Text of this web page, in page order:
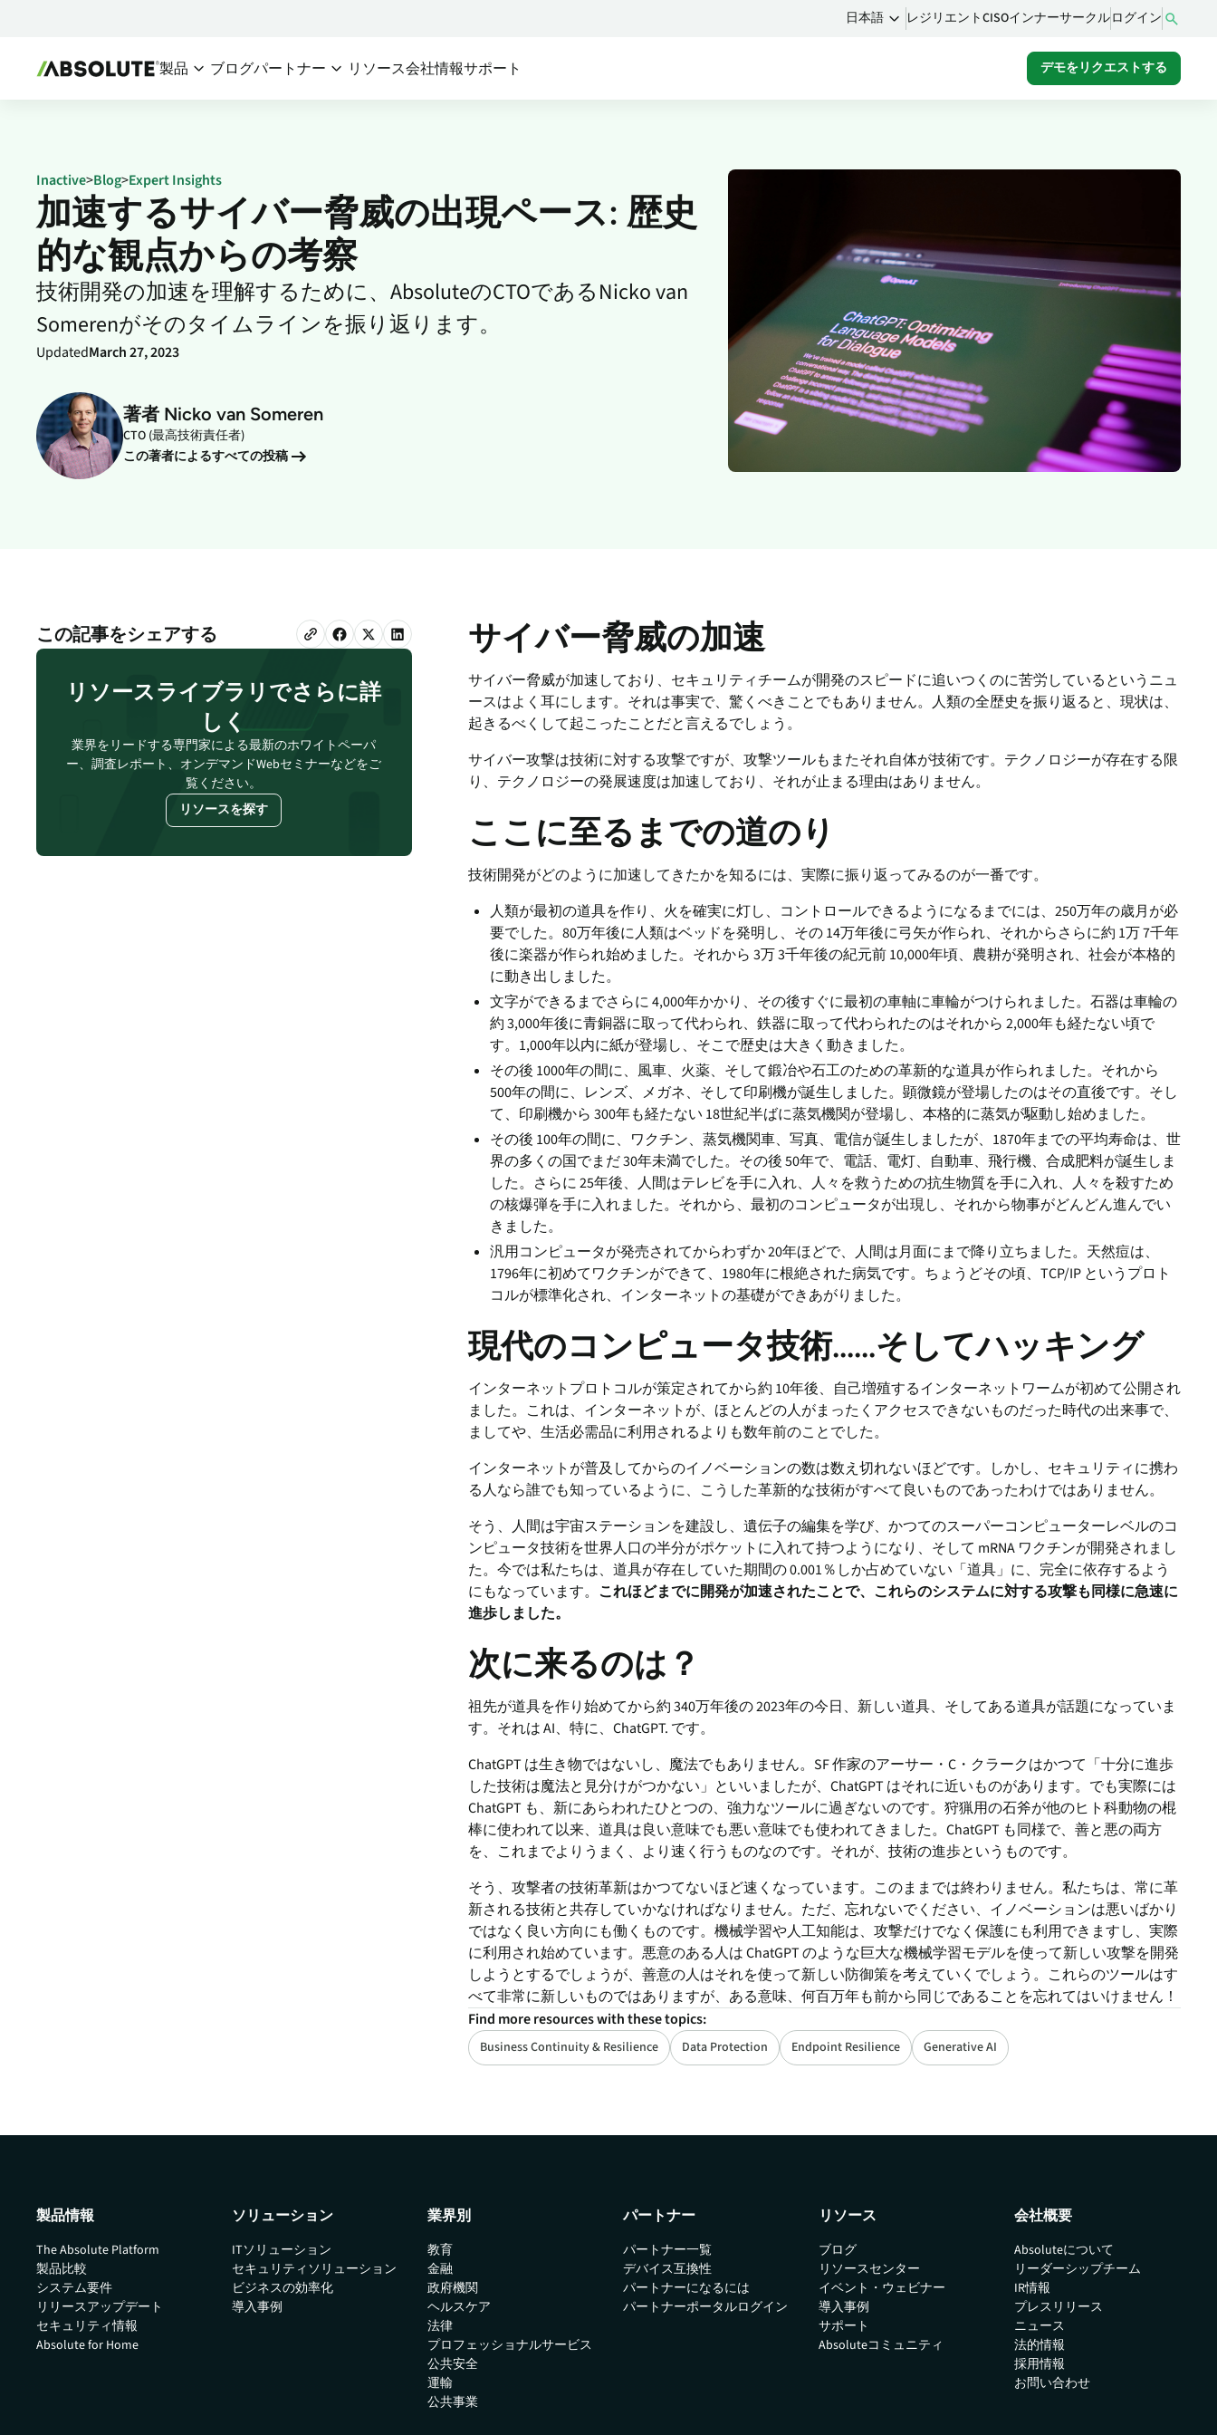
日本語 レジリエントCISOインナーサークルログイン
製品
デバイスおよびアプリケーシ
ョンの健全性への信頼できる
情報源
Absolute Control
リスクにさらされているデバ
イスとデータを保護するため
の重要な手段を提供
Absolute Resilience
Absolute Ransomware
Response
術を考慮してゼロから設計
Absolute Edge
供
Absolute Enterprise
ュリティ
Absolute Persistence
デバイス互換性
システム要件
セキュリティ対策
家庭および小規模オフィス向
ブログパートナー
パートナーを探す
パートナーになる
ーがファームウェアを組み込
んでいます。
保護します。
ションと統合できます。
デバイス互換性
IT
IT資産の管理およびリスクの低減
リソース会社情報サポート デモをリクエストする
Inactive>Blog>Expert Insights
加速するサイバー脅威の出現ペース: 歴史
的な観点からの考察
技術開発の加速を理解するために、AbsoluteのCTOであるNicko van
Somerenがそのタイムラインを振り返ります。
UpdatedMarch 27, 2023
著者 Nicko van Someren
CTO (最高技術責任者)
この著者によるすべての投稿
この記事をシェアする
リソースライブラリでさらに詳
しく
業界をリードする専門家による最新のホワイトペーパ
ー、調査レポート、オンデマンドWebセミナーなどをご
覧ください。
リソースを探す
サイバー脅威の加速
サイバー脅威が加速しており、セキュリティチームが開発のスピードに追いつくのに苦労しているというニュ
ースはよく耳にします。それは事実で、驚くべきことでもありません。人類の全歴史を振り返ると、現状は、
起きるべくして起こったことだと言えるでしょう。
サイバー攻撃は技術に対する攻撃ですが、攻撃ツールもまたそれ自体が技術です。テクノロジーが存在する限
り、テクノロジーの発展速度は加速しており、それが止まる理由はありません。
ここに至るまでの道のり
技術開発がどのように加速してきたかを知るには、実際に振り返ってみるのが一番です。
人類が最初の道具を作り、火を確実に灯し、コントロールできるようになるまでには、250万年の歳月が必
要でした。80万年後に人類はベッドを発明し、その 14万年後に弓矢が作られ、それからさらに約 1万 7千年
後に楽器が作られ始めました。それから 3万 3千年後の紀元前 10,000年頃、農耕が発明され、社会が本格的
に動き出しました。
文字ができるまでさらに 4,000年かかり、その後すぐに最初の車軸に車輪がつけられました。石器は車輪の
約 3,000年後に青銅器に取って代わられ、鉄器に取って代わられたのはそれから 2,000年も経たない頃で
す。1,000年以内に紙が登場し、そこで歴史は大きく動きました。
その後 1000年の間に、風車、火薬、そして鍛冶や石工のための革新的な道具が作られました。それから
500年の間に、レンズ、メガネ、そして印刷機が誕生しました。顕微鏡が登場したのはその直後です。そし
て、印刷機から 300年も経たない 18世紀半ばに蒸気機関が登場し、本格的に蒸気が駆動し始めました。
その後 100年の間に、ワクチン、蒸気機関車、写真、電信が誕生しましたが、1870年までの平均寿命は、世
界の多くの国でまだ 30年未満でした。その後 50年で、電話、電灯、自動車、飛行機、合成肥料が誕生しま
した。さらに 25年後、人間はテレビを手に入れ、人々を救うための抗生物質を手に入れ、人々を殺すため
の核爆弾を手に入れました。それから、最初のコンピュータが出現し、それから物事がどんどん進んでい
きました。
汎用コンピュータが発売されてからわずか 20年ほどで、人間は月面にまで降り立ちました。天然痘は、
1796年に初めてワクチンができて、1980年に根絶された病気です。ちょうどその頃、TCP/IP というプロト
コルが標準化され、インターネットの基礎ができあがりました。
現代のコンピュータ技術......そしてハッキング
インターネットプロトコルが策定されてから約 10年後、自己増殖するインターネットワームが初めて公開され
ました。これは、インターネットが、ほとんどの人がまったくアクセスできないものだった時代の出来事で、
ましてや、生活必需品に利用されるよりも数年前のことでした。
インターネットが普及してからのイノベーションの数は数え切れないほどです。しかし、セキュリティに携わ
る人なら誰でも知っているように、こうした革新的な技術がすべて良いものであったわけではありません。
そう、人間は宇宙ステーションを建設し、遺伝子の編集を学び、かつてのスーパーコンピューターレベルのコ
ンピュータ技術を世界人口の半分がポケットに入れて持つようになり、そして mRNA ワクチンが開発されまし
た。今では私たちは、道具が存在していた期間の 0.001％しか占めていない「道具」に、完全に依存するよう
にもなっています。 これほどまでに開発が加速されたことで、これらのシステムに対する攻撃も同様に急速に
進歩しました。
次に来るのは？
祖先が道具を作り始めてから約 340万年後の 2023年の今日、新しい道具、そしてある道具が話題になっていま
す。それは AI、特に、ChatGPT. です。
ChatGPT は生き物ではないし、魔法でもありません。SF 作家のアーサー・C・クラークはかつて「十分に進歩
した技術は魔法と見分けがつかない」といいましたが、ChatGPT はそれに近いものがあります。でも実際には
ChatGPT も、新にあらわれたひとつの、強力なツールに過ぎないのです。狩猟用の石斧が他のヒト科動物の棍
棒に使われて以来、道具は良い意味でも悪い意味でも使われてきました。ChatGPT も同様で、善と悪の両方
を、これまでよりうまく、より速く行うものなのです。それが、技術の進歩というものです。
そう、攻撃者の技術革新はかつてないほど速くなっています。このままでは終わりません。私たちは、常に革
新される技術と共存していかなければなりません。ただ、忘れないでください、イノベーションは悪いばかり
ではなく良い方向にも働くものです。機械学習や人工知能は、攻撃だけでなく保護にも利用できますし、実際
に利用され始めています。悪意のある人は ChatGPT のような巨大な機械学習モデルを使って新しい攻撃を開発
しようとするでしょうが、善意の人はそれを使って新しい防御策を考えていくでしょう。これらのツールはす
べて非常に新しいものではありますが、ある意味、何百万年も前から同じであることを忘れてはいけません！
Find more resources with these topics:
Business Continuity & Resilience Data Protection Endpoint Resilience Generative AI
製品情報
The Absolute Platform
製品比較
システム要件
リリースアップデート
セキュリティ情報
Absolute for Home
ソリューション
ITソリューション
セキュリティソリューション
ビジネスの効率化
導入事例
業界別
教育
金融
政府機関
ヘルスケア
法律
プロフェッショナルサービス
公共安全
運輸
公共事業
パートナー
パートナー一覧
デバイス互換性
パートナーになるには
パートナーポータルログイン
リソース
ブログ
リソースセンター
イベント・ウェビナー
導入事例
サポート
Absoluteコミュニティ
会社概要
Absoluteについて
リーダーシップチーム
IR情報
プレスリリース
ニュース
法的情報
採用情報
お問い合わせ